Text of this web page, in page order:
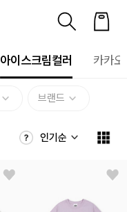
아이스크림컬러 카카
브랜드
인기순